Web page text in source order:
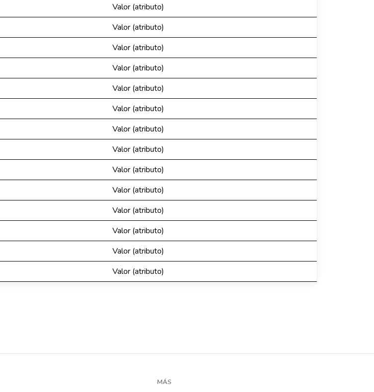
Valor (atributo)
Valor (atributo)
Valor (atributo)
Valor (atributo)
Valor (atributo)
Valor (atributo)
Valor (atributo)
Valor (atributo)
Valor (atributo)
Valor (atributo)
Valor (atributo)
Valor (atributo)
Valor (atributo)
Valor (atributo)
MÁS